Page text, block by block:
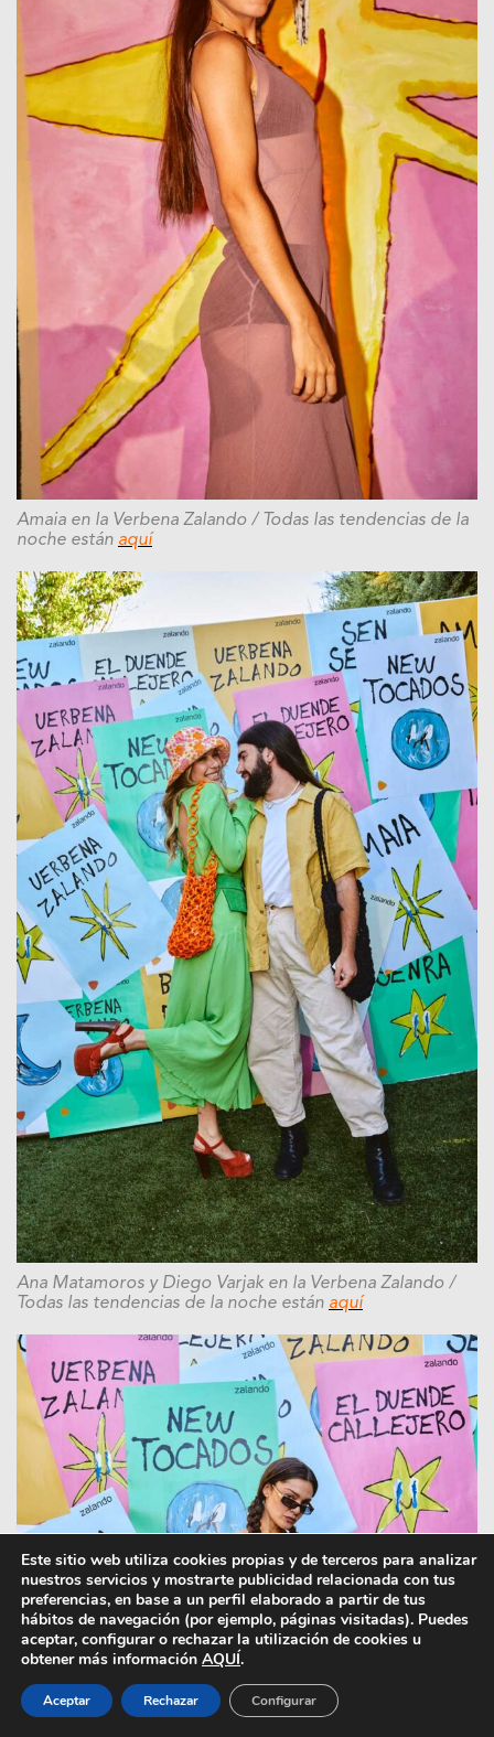
Amaia en la Verbena Zalando / Todas las tendencias de la
noche están aquí
Ana Matamoros y Diego Varjak en la Verbena Zalando /
Todas las tendencias de la noche están aquí
Este sitio web utiliza cookies propias y de terceros para analizar
nuestros servicios y mostrarte publicidad relacionada con tus
preferencias, en base a un perfil elaborado a partir de tus
hábitos de navegación (por ejemplo, páginas visitadas). Puedes
aceptar, configurar o rechazar la utilización de cookies u
obtener más información AQUÍ.
Aceptar Rechazar Configurar